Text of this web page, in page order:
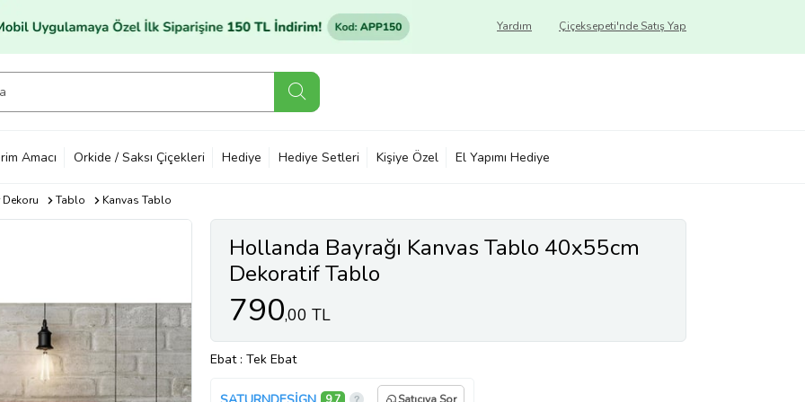
Çiçeksepeti'nde Satış Yap
Yardım
Amacı Orkide / Saksı Çiçekleri Hediye Hediye Setleri Kişiye Özel El Yapımı Hediye
Dekoru Tablo Kanvas Tablo
Hollanda Bayrağı Kanvas Tablo 40x55cm
Dekoratif Tablo
790,00 TL
Ebat : Tek Ebat